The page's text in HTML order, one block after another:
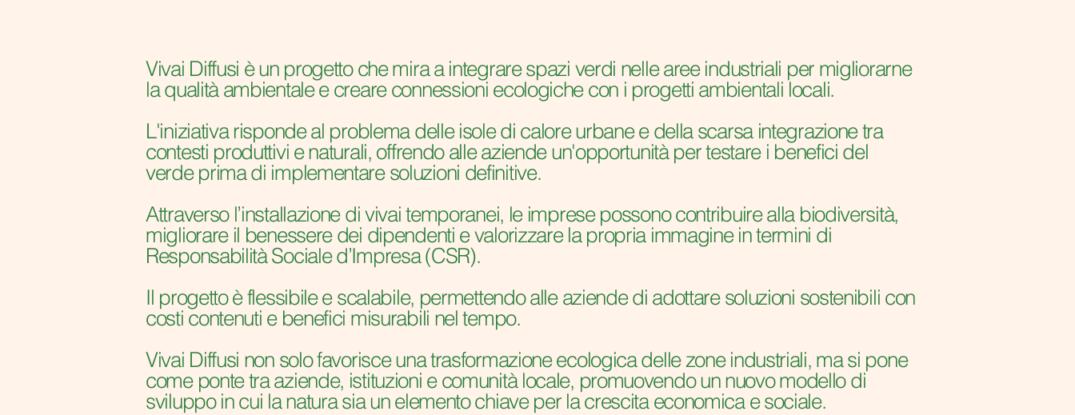
Vivai Diffusi è un progetto che mira a integrare spazi verdi nelle aree industriali per migliorarne
la qualità ambientale e creare connessioni ecologiche con i progetti ambientali locali.
L'iniziativa risponde al problema delle isole di calore urbane e della scarsa integrazione tra
contesti produttivi e naturali, offrendo alle aziende un'opportunità per testare i benefici del
verde prima di implementare soluzioni definitive.
Attraverso l’installazione di vivai temporanei, le imprese possono contribuire alla biodiversità,
migliorare il benessere dei dipendenti e valorizzare la propria immagine in termini di
Responsabilità Sociale d’Impresa (CSR).
Il progetto è flessibile e scalabile, permettendo alle aziende di adottare soluzioni sostenibili con
costi contenuti e benefici misurabili nel tempo.
Vivai Diffusi non solo favorisce una trasformazione ecologica delle zone industriali, ma si pone
come ponte tra aziende, istituzioni e comunità locale, promuovendo un nuovo modello di
sviluppo in cui la natura sia un elemento chiave per la crescita economica e sociale.